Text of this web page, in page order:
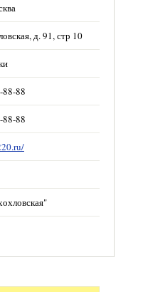
д. 91, стр 10
88-88
88-88